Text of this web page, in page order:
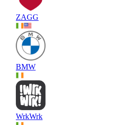
ZAGG
BMW
WrkWrk